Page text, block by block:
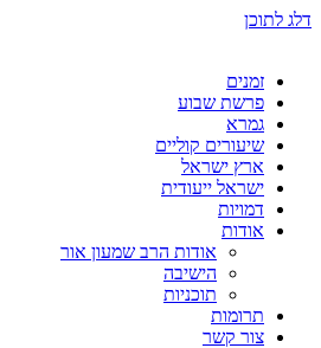
דלג לתוכן
זמנים
פרשת שבוע
גמרא
שיעורים קוליים
ארץ ישראל
ישראל ייעודית
דמויות
אודות
אודות הרב שמעון אור
הישיבה
תוכניות
תרומות
צור קשר